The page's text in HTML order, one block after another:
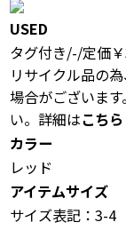
USED
タグ付き/-/定価
リサイクル品の
場合がございま
い。詳細はこちら
カラー
レッド
アイテムサイズ
サイズ表記：3-4